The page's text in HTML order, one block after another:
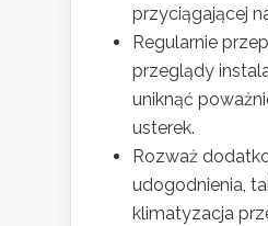
przyciągającej
Regularnie
przeglądy
uniknąć
usterek.
Rozważ
udogodnienia,
klimatyzacja